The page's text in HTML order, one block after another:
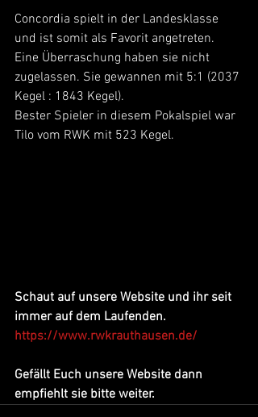
Concordia spielt in der Landesklasse
und ist somit als Favorit angetreten.
Eine Überraschung haben sie nicht
zugelassen. Sie gewannen mit 5:1 (2037
Kegel : 1843 Kegel).
Bester Spieler in diesem Pokalspiel war
Tilo vom RWK mit 523 Kegel.
Schaut auf unsere Website und ihr seit
immer auf dem Laufenden.
https://www.rwkrauthausen.de/
Gefällt Euch unsere Website dann
empfiehlt sie bitte weiter.